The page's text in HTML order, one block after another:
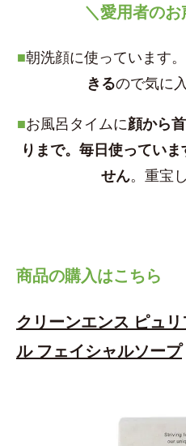
＼愛用者の
■朝洗顔に使っています。
きるので気に
■お風呂タイムに顔から
りまで。毎日使ってい
せん。重宝
商品の購入はこちら
クリーンエンス ピュ
ル フェイシャルソープ